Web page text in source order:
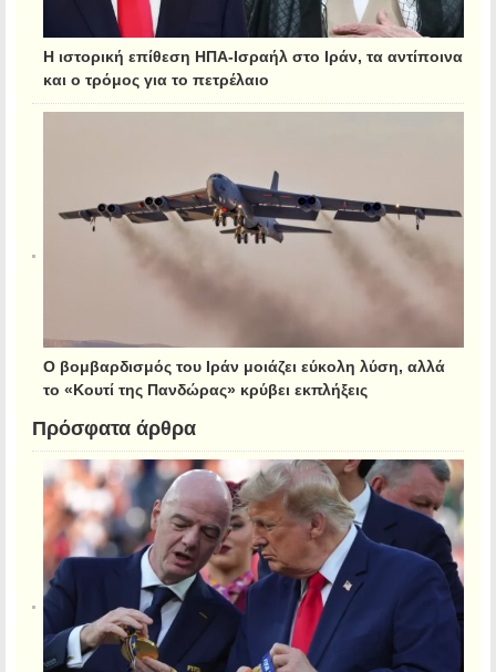
Η ιστορική επίθεση ΗΠΑ-Ισραήλ στο Ιράν, τα αντίποινα
και ο τρόμος για το πετρέλαιο
Ο βομβαρδισμός του Ιράν μοιάζει εύκολη λύση, αλλά
το «Κουτί της Πανδώρας» κρύβει εκπλήξεις
Πρόσφατα άρθρα